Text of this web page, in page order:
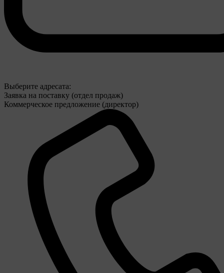
Выберите адресата:
Заявка на поставку (отдел продаж)
Коммерческое предложение (директор)